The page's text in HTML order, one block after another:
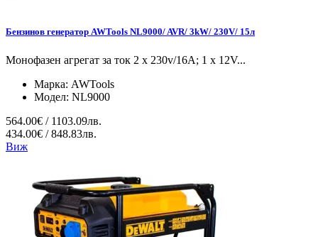
Бензинов генератор AWTools NL9000/ AVR/ 3kW/ 230V/ 15л
Монофазен агрегат за ток 2 x 230v/16A; 1 x 12V...
Марка: AWTools
Модел: NL9000
564.00€ / 1103.09лв.
434.00€ / 848.83лв.
Виж